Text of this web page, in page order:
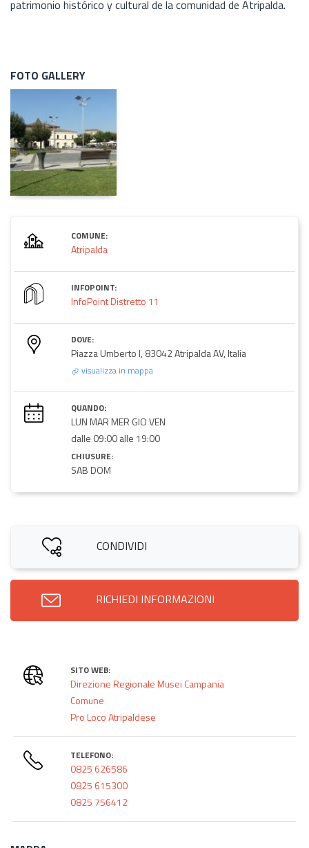
patrimonio histórico y cultural de la comunidad de Atripalda.
FOTO GALLERY
COMUNE:
Atripalda
INFOPOINT:
InfoPoint Distretto 11
DOVE:
Piazza Umberto I, 83042 Atripalda AV, Italia
visualizza in mappa
QUANDO:
LUN MAR MER GIO VEN
dalle 09:00 alle 19:00
CHIUSURE:
SAB DOM
CONDIVIDI
RICHIEDI INFORMAZIONI
SITO WEB:
Direzione Regionale Musei Campania
Comune
Pro Loco Atripaldese
TELEFONO:
0825 626586
0825 615300
0825 756412